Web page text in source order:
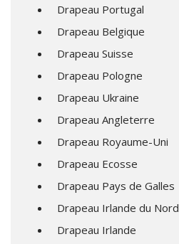
Drapeau Portugal
Drapeau Belgique
Drapeau Suisse
Drapeau Pologne
Drapeau Ukraine
Drapeau Angleterre
Drapeau Royaume-Uni
Drapeau Ecosse
Drapeau Pays de Galles
Drapeau Irlande du Nord
Drapeau Irlande